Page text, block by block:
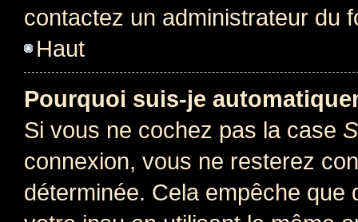
contactez un administrateur du
Haut
Pourquoi suis-je
Si vous ne cochez pas la case
connexion, vous ne resterez
déterminée. Cela empêche que